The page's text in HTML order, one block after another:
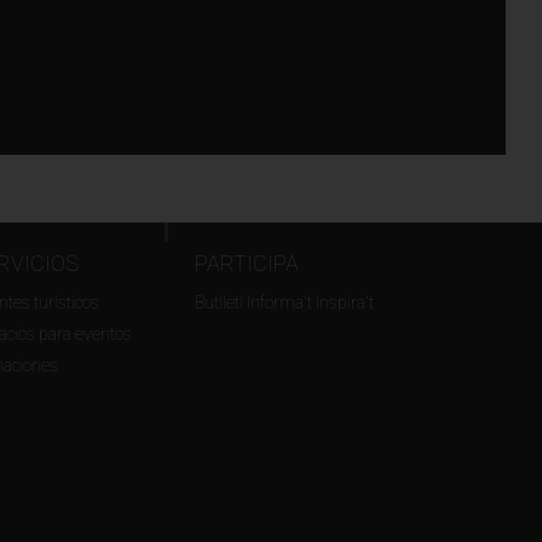
turísticos
para eventos
PARTICIPA
Butlletí Informa't Inspira't